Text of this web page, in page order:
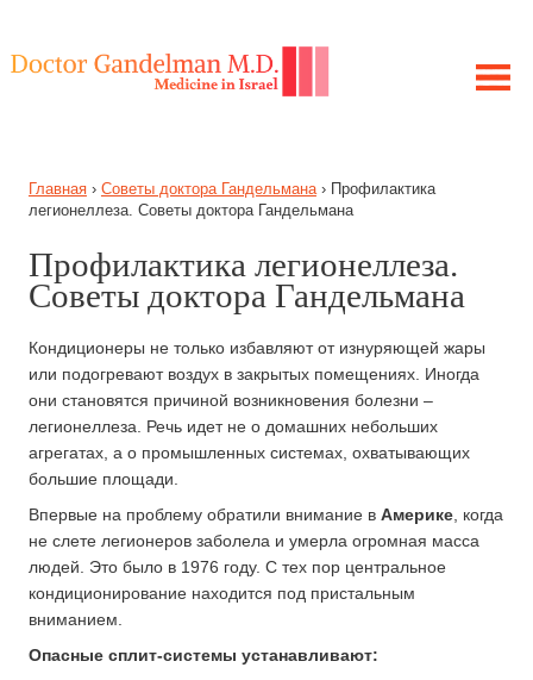
МОЯ ИСТОРИЯ
ПОЛУЧИТЕ КОНСУЛЬТАЦИЮ
ЗАБОЛЕВАНИЯ
Главная › Советы доктора Гандельмана › Профилактика
легионеллеза. Советы доктора Гандельмана
Профилактика легионеллеза.
Советы доктора Гандельмана
Кондиционеры не только избавляют от изнуряющей жары
или подогревают воздух в закрытых помещениях. Иногда
они становятся причиной возникновения болезни –
легионеллеза. Речь идет не о домашних небольших
агрегатах, а о промышленных системах, охватывающих
большие площади.
Впервые на проблему обратили внимание в Америке, когда
не слете легионеров заболела и умерла огромная масса
людей. Это было в 1976 году. С тех пор центральное
кондиционирование находится под пристальным
вниманием.
Опасные сплит-системы устанавливают: